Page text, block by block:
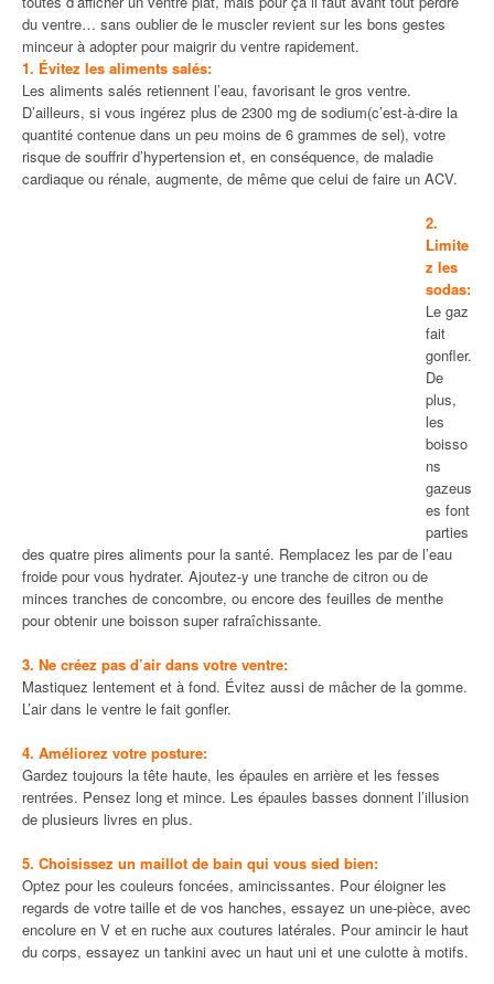
du ventre… sans oublier de le muscler revient sur les bons gestes
minceur à adopter pour maigrir du ventre rapidement.
1. Évitez les aliments salés:
Les aliments salés retiennent l’eau, favorisant le gros ventre.
D’ailleurs, si vous ingérez plus de 2300 mg de sodium(c’est-à-dire la
quantité contenue dans un peu moins de 6 grammes de sel), votre
risque de souffrir d’hypertension et, en conséquence, de maladie
cardiaque ou rénale, augmente, de même que celui de faire un ACV.
2.
Limite
z les
sodas:
Le gaz
fait
gonfler.
De
plus,
les
boisso
ns
gazeus
es font
parties
des quatre pires aliments pour la santé. Remplacez les par de l’eau
froide pour vous hydrater. Ajoutez-y une tranche de citron ou de
minces tranches de concombre, ou encore des feuilles de menthe
pour obtenir une boisson super rafraîchissante.
3. Ne créez pas d’air dans votre ventre:
Mastiquez lentement et à fond. Évitez aussi de mâcher de la gomme.
L’air dans le ventre le fait gonfler.
4. Améliorez votre posture:
Gardez toujours la tête haute, les épaules en arrière et les fesses
rentrées. Pensez long et mince. Les épaules basses donnent l’illusion
de plusieurs livres en plus.
5. Choisissez un maillot de bain qui vous sied bien:
Optez pour les couleurs foncées, amincissantes. Pour éloigner les
regards de votre taille et de vos hanches, essayez un une-pièce, avec
encolure en V et en ruche aux coutures latérales. Pour amincir le haut
du corps, essayez un tankini avec un haut uni et une culotte à motifs.